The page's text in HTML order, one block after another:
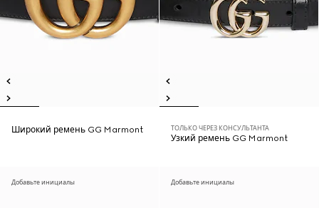
Широкий ремень GG Marmont ТОЛЬКО ЧЕРЕЗ КОНСУЛЬТАНТА
Узкий ремень GG Marmont
Добавьте инициалы Добавьте инициалы